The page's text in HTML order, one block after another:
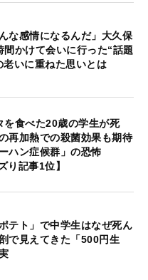
な感情になるんだ」大久保
間かけて会いに行った“話題
いに重ねた思いとは
を食べた20歳の学生が死
再加熱での殺菌効果も期待
ハン症候群」の恐怖
り記事1位】
テト」で中学生はなぜ死ん
で見えてきた「500円生